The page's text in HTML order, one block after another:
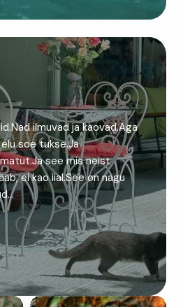
ilmuvad ja kaovad.Aga
soe tukse.Ja
see mis neist
ei kao iial.See on nagu